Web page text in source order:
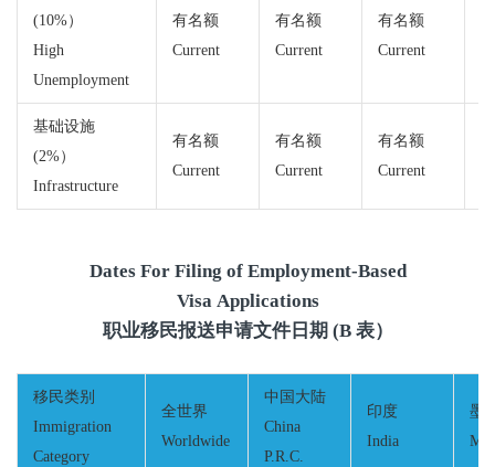
(10%）
High
Unemployment
有名额
Current
有名额
Current
有名额
Current
基础设施
(2%）
Infrastructure
有名额
Current
有名额
Current
有名额
Current
Dates For Filing of Employment-Based
Visa Applications
职业移民报送申请文件日期 (B 表）
移民类别
Immigration
Category
全世界
Worldwide
中国大陆
China
P.R.C.
印度
India
墨